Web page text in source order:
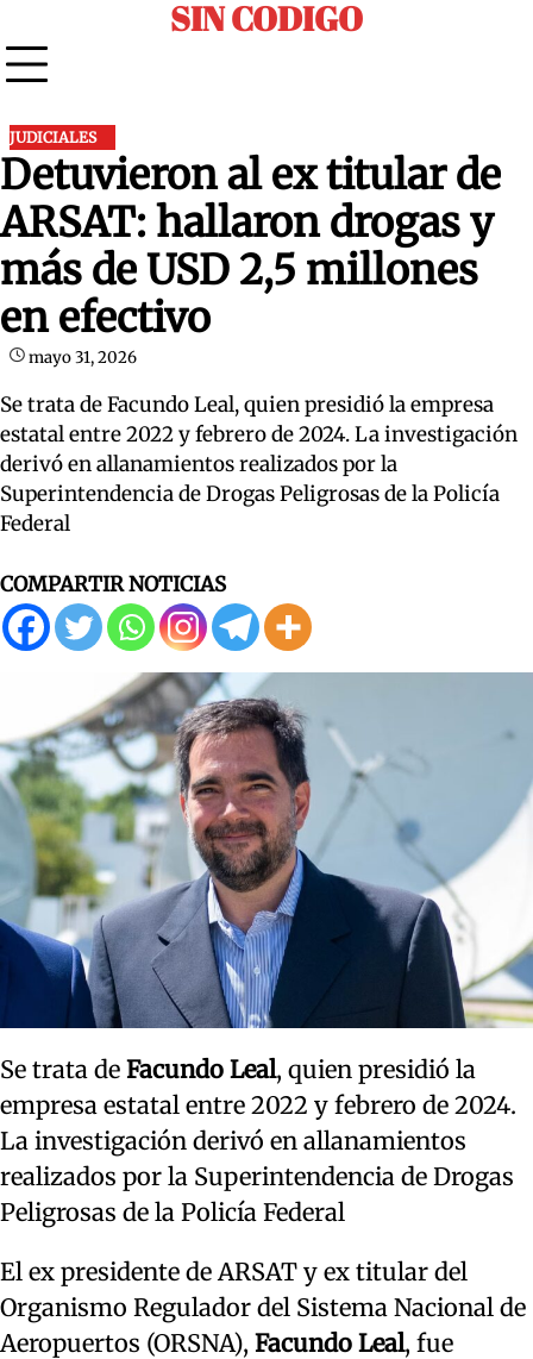
to
content
SIN CODIGO
JUDICIALES
Detuvieron al ex titular de
ARSAT: hallaron drogas y
más de USD 2,5 millones
en efectivo
mayo 31, 2026
Se trata de Facundo Leal, quien presidió la empresa
estatal entre 2022 y febrero de 2024. La investigación
derivó en allanamientos realizados por la
Superintendencia de Drogas Peligrosas de la Policía
Federal
COMPARTIR NOTICIAS
Se trata de Facundo Leal, quien presidió la
empresa estatal entre 2022 y febrero de 2024.
La investigación derivó en allanamientos
realizados por la Superintendencia de Drogas
Peligrosas de la Policía Federal
El ex presidente de ARSAT y ex titular del
Organismo Regulador del Sistema Nacional de
Aeropuertos (ORSNA), Facundo Leal, fue